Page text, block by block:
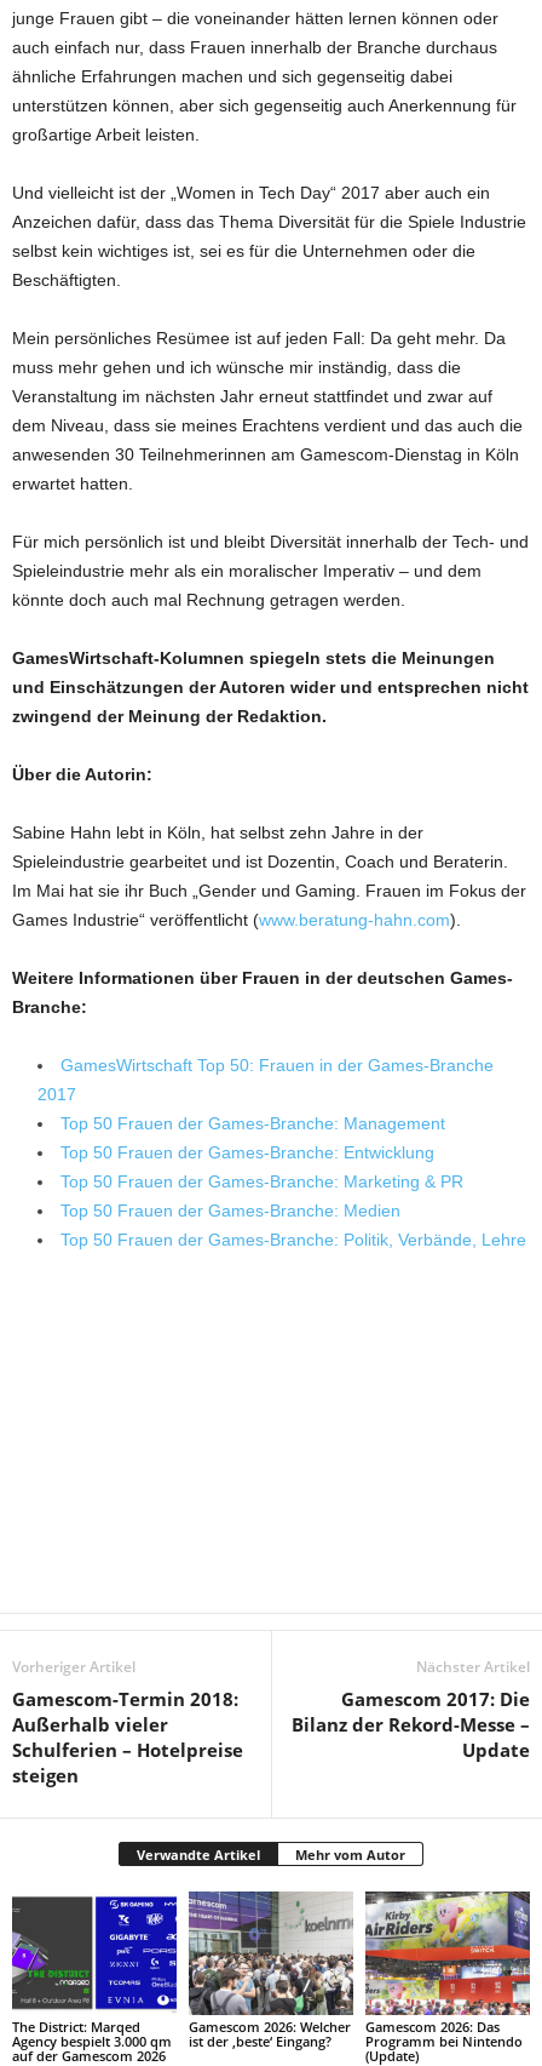
junge Frauen gibt – die voneinander hätten lernen können oder
auch einfach nur, dass Frauen innerhalb der Branche durchaus
ähnliche Erfahrungen machen und sich gegenseitig dabei
unterstützen können, aber sich gegenseitig auch Anerkennung für
großartige Arbeit leisten.
Und vielleicht ist der „Women in Tech Day“ 2017 aber auch ein
Anzeichen dafür, dass das Thema Diversität für die Spiele Industrie
selbst kein wichtiges ist, sei es für die Unternehmen oder die
Beschäftigten.
Mein persönliches Resümee ist auf jeden Fall: Da geht mehr. Da
muss mehr gehen und ich wünsche mir inständig, dass die
Veranstaltung im nächsten Jahr erneut stattfindet und zwar auf
dem Niveau, dass sie meines Erachtens verdient und das auch die
anwesenden 30 Teilnehmerinnen am Gamescom-Dienstag in Köln
erwartet hatten.
Für mich persönlich ist und bleibt Diversität innerhalb der Tech- und
Spieleindustrie mehr als ein moralischer Imperativ – und dem
könnte doch auch mal Rechnung getragen werden.
GamesWirtschaft-Kolumnen spiegeln stets die Meinungen
und Einschätzungen der Autoren wider und entsprechen nicht
zwingend der Meinung der Redaktion.
Über die Autorin:
Sabine Hahn lebt in Köln, hat selbst zehn Jahre in der
Spieleindustrie gearbeitet und ist Dozentin, Coach und Beraterin.
Im Mai hat sie ihr Buch „Gender und Gaming. Frauen im Fokus der
Games Industrie“ veröffentlicht (www.beratung-hahn.com).
Weitere Informationen über Frauen in der deutschen Games-
Branche:
GamesWirtschaft Top 50: Frauen in der Games-Branche
2017
Top 50 Frauen der Games-Branche: Management
Top 50 Frauen der Games-Branche: Entwicklung
Top 50 Frauen der Games-Branche: Marketing & PR
Top 50 Frauen der Games-Branche: Medien
Top 50 Frauen der Games-Branche: Politik, Verbände, Lehre
Vorheriger Artikel
Gamescom-Termin 2018:
Außerhalb vieler
Schulferien – Hotelpreise
steigen
Nächster Artikel
Gamescom 2017: Die
Bilanz der Rekord-Messe –
Update
Verwandte Artikel Mehr vom Autor
The District: Marqed
Agency bespielt 3.000 qm
auf der Gamescom 2026
Gamescom 2026: Welcher
ist der ‚beste‘ Eingang?
Gamescom 2026: Das
Programm bei Nintendo
(Update)